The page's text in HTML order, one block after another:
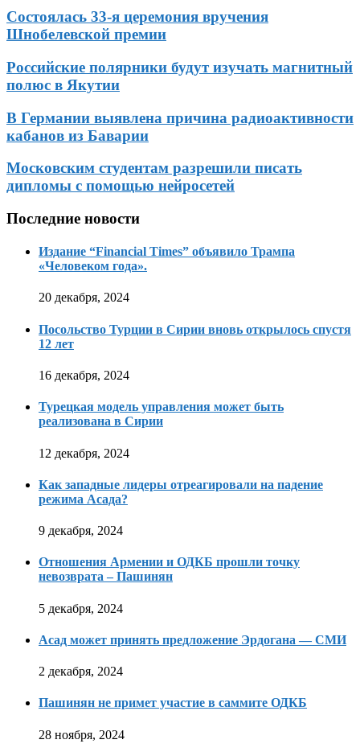
Состоялась 33-я церемония вручения
Шнобелевской премии
Российские полярники будут изучать магнитный
полюс в Якутии
В Германии выявлена причина радиоактивности
кабанов из Баварии
Московским студентам разрешили писать
дипломы с помощью нейросетей
Последние новости
Издание “Financial Times” объявило Трампа
«Человеком года».
20 декабря, 2024
Посольство Турции в Сирии вновь открылось спустя
12 лет
16 декабря, 2024
Турецкая модель управления может быть
реализована в Сирии
12 декабря, 2024
Как западные лидеры отреагировали на падение
режима Асада?
9 декабря, 2024
Отношения Армении и ОДКБ прошли точку
невозврата – Пашинян
5 декабря, 2024
Асад может принять предложение Эрдогана — СМИ
2 декабря, 2024
Пашинян не примет участие в саммите ОДКБ
28 ноября, 2024